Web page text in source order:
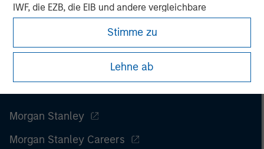
IWF, die EZB, die EIB und andere vergleichbare
internationale Organisationen, die auf eigene Rechnung
professionellen Anlegers von der Definition der
Stimme zu
Lehne ab
Morgan Stanley
Morgan Stanley Careers